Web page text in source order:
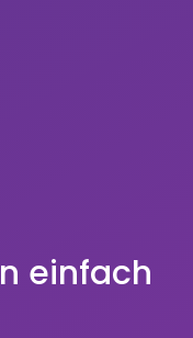
einfach